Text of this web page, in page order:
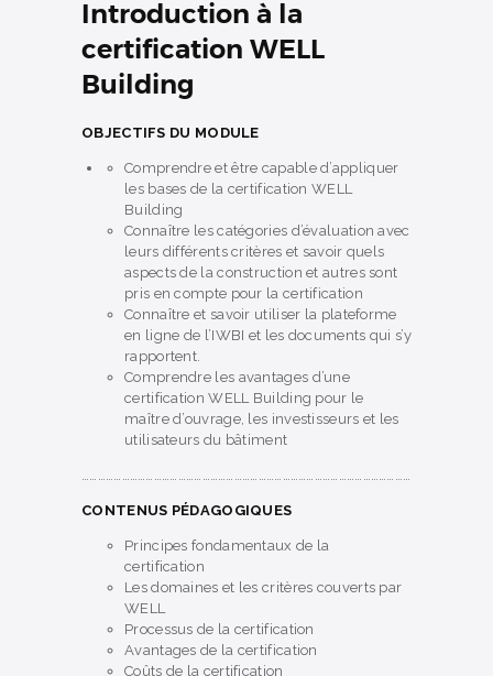
Introduction à la
certification WELL
Building
OBJECTIFS DU MODULE
Comprendre et être capable d’appliquer
les bases de la certification WELL
Building
Connaître les catégories d’évaluation avec
leurs différents critères et savoir quels
aspects de la construction et autres sont
pris en compte pour la certification
Connaître et savoir utiliser la plateforme
en ligne de l’IWBI et les documents qui s’y
rapportent.
Comprendre les avantages d’une
certification WELL Building pour le
maître d’ouvrage, les investisseurs et les
utilisateurs du bâtiment
……………………………………………………………………………………………………………
CONTENUS PÉDAGOGIQUES
Principes fondamentaux de la
certification
Les domaines et les critères couverts par
WELL
Processus de la certification
Avantages de la certification
Coûts de la certification